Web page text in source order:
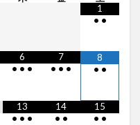
1
• •
6
• • •
7
• • •
8
• •
13
• • •
14
• •
15
• •